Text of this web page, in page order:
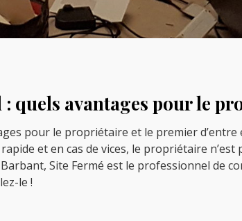
quels avantages pour le
pour le propriétaire et le premier d’entre
et en cas de vices, le propriétaire n’est
Site Fermé est le professionnel de
le !